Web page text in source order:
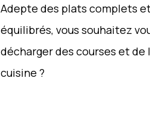
Adepte des plats complets
équilibrés, vous souhaitez
décharger des courses et de
cuisine ?